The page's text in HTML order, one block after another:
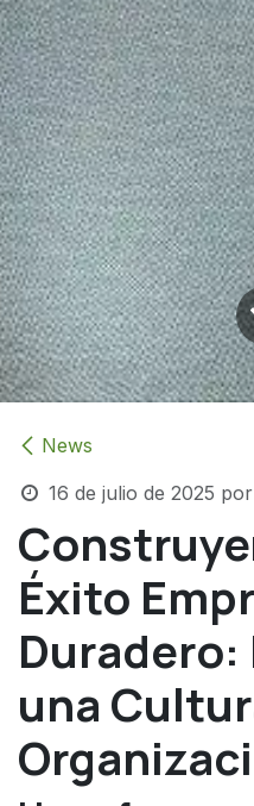
News
16 de julio de 2025 por
Éxito
Duradero:
una